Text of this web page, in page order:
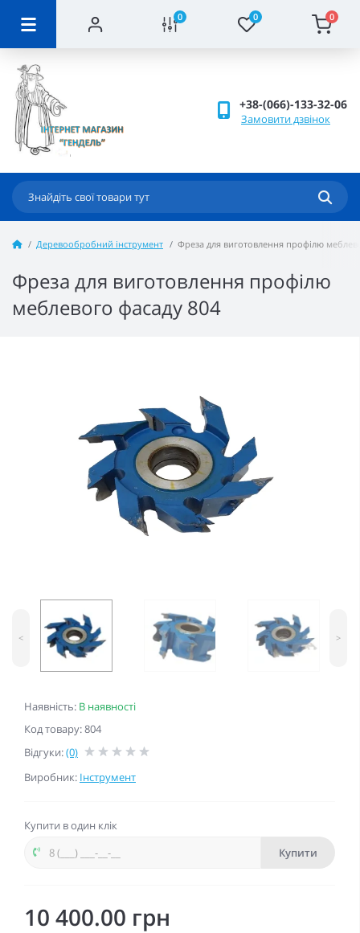
0 0 0
+38-(066)-133-32-06
Замовити дзвінок
Деревообробний інструмент Фреза для виготовлення профілю
Фреза для виготовлення профілю
меблевого фасаду 804
Наявність: В наявності
Код товару: 804
Відгуки:(0)
Виробник: Інструмент
< >
Купити в один клік
Купити
10 400.00 грн